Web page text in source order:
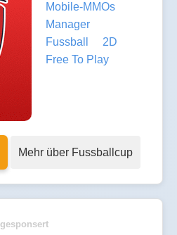
Mobile-MMOs
Manager
Fussball
2D
Free To Play
Mehr über Fussballcup
gesponsert